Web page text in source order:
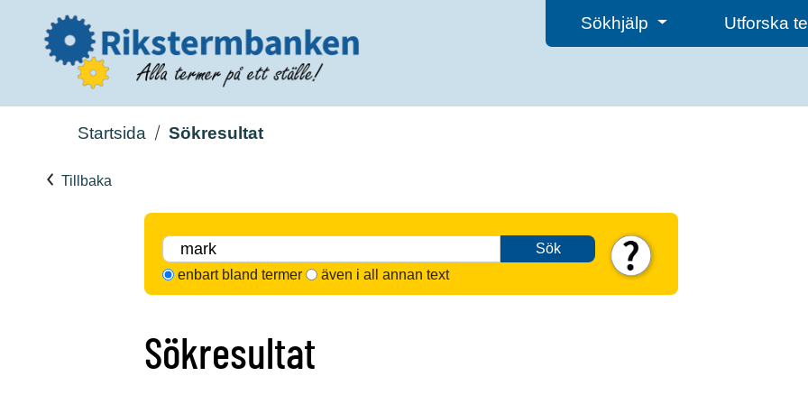
Sökhjälp Utforska
Startsida Sökresultat
Tillbaka
Sök
enbart bland termer
även i all annan text
Sökresultat